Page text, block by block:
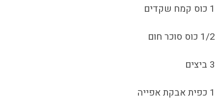
1 כוס קמח שקדים
1/2 כוס סוכר חום
3 ביצים
1 כפית אבקת אפייה